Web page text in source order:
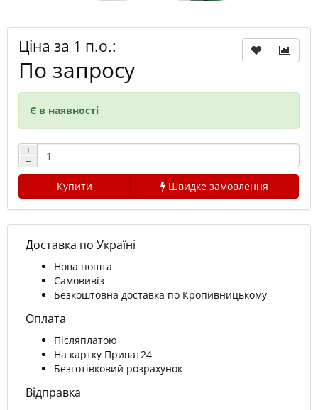
Ціна за 1 п.о.:
По запросу
Є в наявності
+
−
Купити
Швидке замовлення
Доставка по Україні
Нова пошта
Самовивіз
Безкоштовна доставка по Кропивницькому
Оплата
Післяплатою
На картку Приват24
Безготівковий розрахунок
Відправка